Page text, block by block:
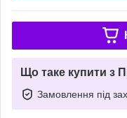
Що таке купити з
Замовлення під